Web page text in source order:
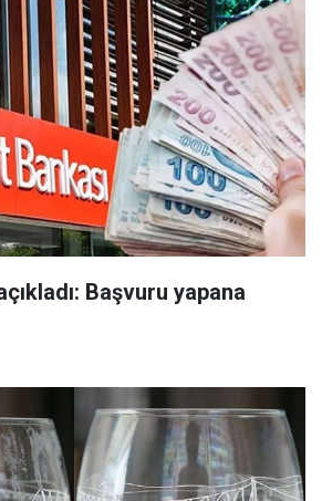
Başvuru yapana